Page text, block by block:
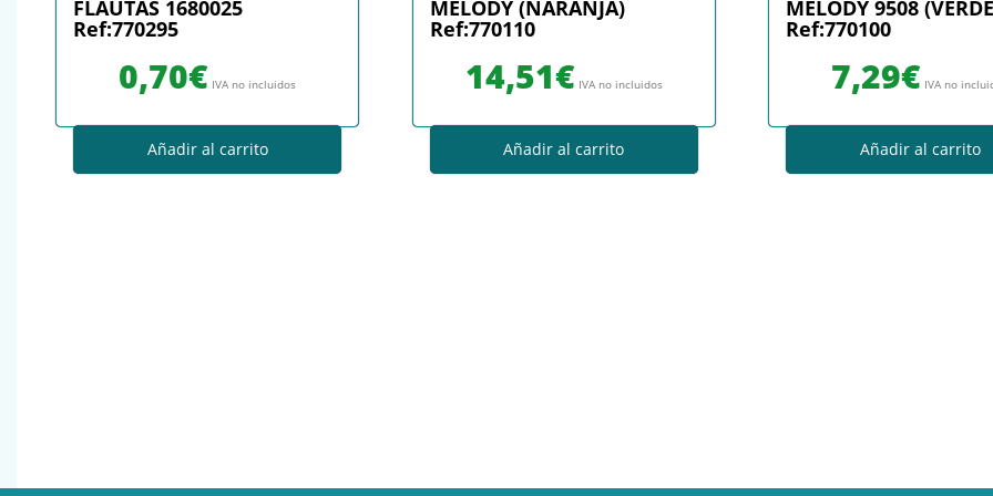
FLAUTAS 1680025
Ref:770295
0,70€ IVA no incluidos
Añadir al carrito
MELODY (NARANJA)
Ref:770110
14,51€ IVA no incluidos
Añadir al carrito
MELODY 9508
Ref:770100
7,29€ IVA no
Añadir al carrito